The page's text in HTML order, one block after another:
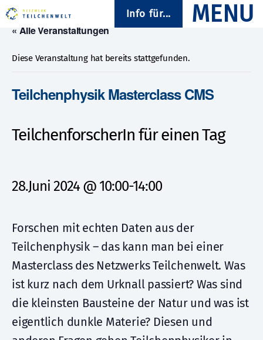
Info für...
« Alle Veranstaltungen
Diese Veranstaltung hat bereits stattgefunden.
Teilchenphysik Masterclass CMS
TeilchenforscherIn für einen Tag
28.Juni 2024 @ 10:00-14:00
Forschen mit echten Daten aus der
Teilchenphysik – das kann man bei einer
Masterclass des Netzwerks Teilchenwelt. Was
ist kurz nach dem Urknall passiert? Was sind
die kleinsten Bausteine der Natur und was ist
eigentlich dunkle Materie? Diesen und